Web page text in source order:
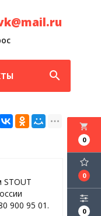
search
local_grocery_store
0
0
0
STOUT
900 95 01.